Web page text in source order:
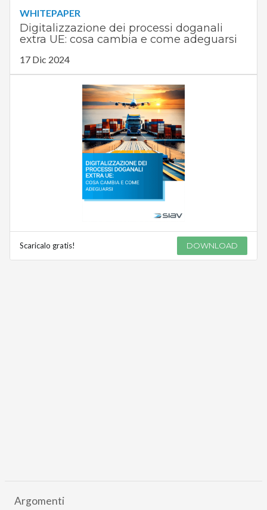
WHITEPAPER
Digitalizzazione dei processi doganali
extra UE: cosa cambia e come adeguarsi
17 Dic 2024
Scaricalo gratis! DOWNLOAD
Argomenti